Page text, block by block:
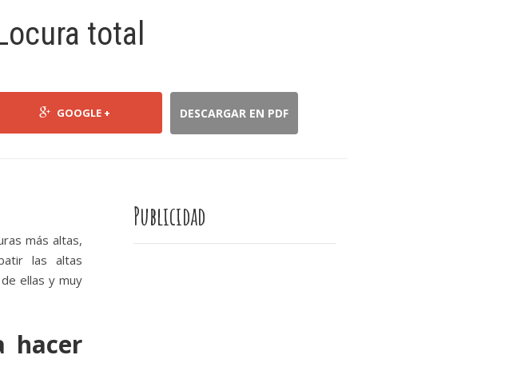
total
GOOGLE + DESCARGAR EN PDF
más altas,
las altas
ellas y muy
hacer
Publicidad